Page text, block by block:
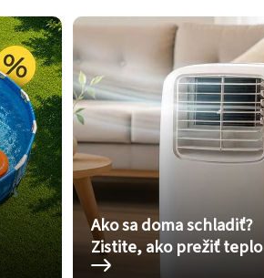
Ako sa doma schladiť?
Zistite, ako prežiť teplo